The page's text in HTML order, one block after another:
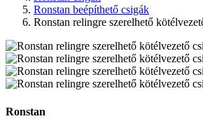
Ronstan beépíthető csigák
Ronstan relingre szerelhető
Ronstan